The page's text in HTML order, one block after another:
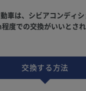
車は、シビアコンディシ
度での交換がいいとされ
交換する方法